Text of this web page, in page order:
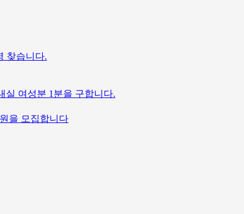
찾습니다.
실 여성분 1분을 구합니다.
을 모집합니다